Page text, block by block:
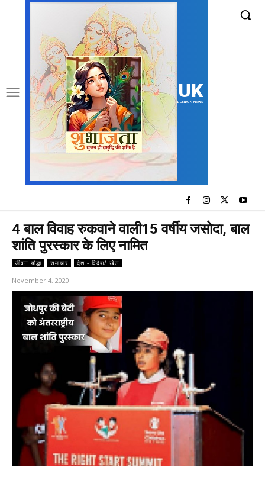
UK
LONDON NEWS
4 बाल विवाह रुकवाने वाली15 वर्षीय जसोदा, बाल
शांति पुरस्कार के लिए नामित
जीवन योद्धा समाचार देश - विदेश/ खेल
November 4, 2020